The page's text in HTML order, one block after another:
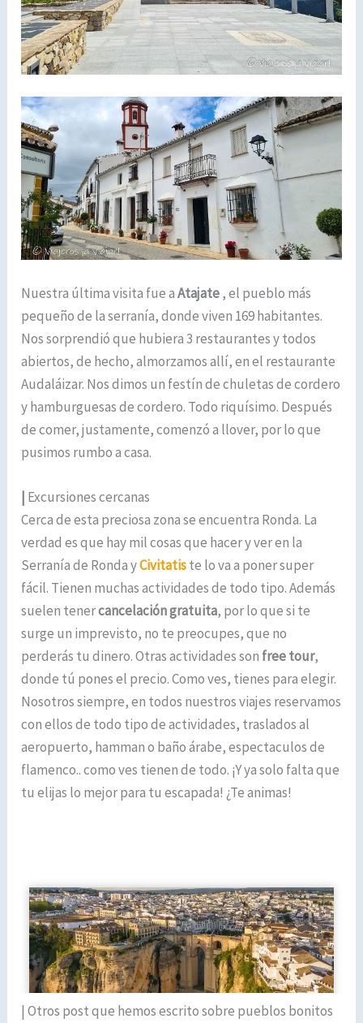
Nuestra última visita fue aAtajate, el pueblo más
pequeño de la serranía, donde viven 169 habitantes.
Nos sorprendió que hubiera 3 restaurantes y todos
abiertos, de hecho, almorzamos allí, en el restaurante
Audaláizar. Nos dimos un festín de chuletas de cordero
y hamburguesas de cordero. Todo riquísimo. Después
de comer, justamente, comenzó a llover, por lo que
pusimos rumbo a casa.
| Excursiones cercanas
Cerca de esta preciosa zona se encuentra Ronda. La
verdad es que hay mil cosas que hacer y ver en la
Serranía de Ronda yCivitatiste lo va a poner super
fácil. Tienen muchas actividades de todo tipo. Además
suelen tenercancelación gratuita, por lo que si te
surge un imprevisto, no te preocupes, que no
perderás tu dinero. Otras actividades son free tour,
donde tú pones el precio. Como ves, tienes para elegir.
Nosotros siempre, en todos nuestros viajes reservamos
con ellos de todo tipo de actividades, traslados al
aeropuerto, hamman o baño árabe, espectaculos de
flamenco.. como ves tienen de todo. ¡Y ya solo falta que
tu elijas lo mejor para tu escapada! ¿Te animas!
| Otros post que hemos escrito sobre pueblos bonitos